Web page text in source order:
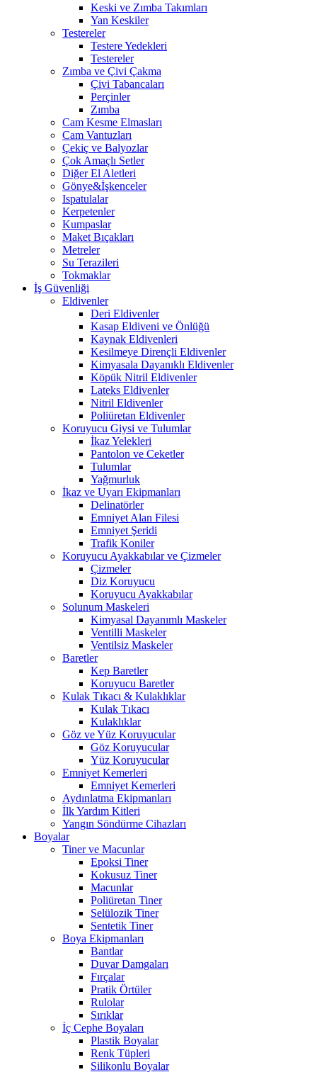
Keski ve Zımba Takımları
Yan Keskiler
Testereler
Testere Yedekleri
Testereler
Zımba ve Çivi Çakma
Çivi Tabancaları
Perçinler
Zımba
Cam Kesme Elmasları
Cam Vantuzları
Çekiç ve Balyozlar
Çok Amaçlı Setler
Diğer El Aletleri
Gönye&İşkenceler
Ispatulalar
Kerpetenler
Kumpaslar
Maket Bıçakları
Metreler
Su Terazileri
Tokmaklar
İş Güvenliği
Eldivenler
Deri Eldivenler
Kasap Eldiveni ve Önlüğü
Kaynak Eldivenleri
Kesilmeye Dirençli Eldivenler
Kimyasala Dayanıklı Eldivenler
Köpük Nitril Eldivenler
Lateks Eldivenler
Nitril Eldivenler
Poliüretan Eldivenler
Koruyucu Giysi ve Tulumlar
İkaz Yelekleri
Pantolon ve Ceketler
Tulumlar
Yağmurluk
İkaz ve Uyarı Ekipmanları
Delinatörler
Emniyet Alan Filesi
Emniyet Şeridi
Trafik Koniler
Koruyucu Ayakkabılar ve Çizmeler
Çizmeler
Diz Koruyucu
Koruyucu Ayakkabılar
Solunum Maskeleri
Kimyasal Dayanımlı Maskeler
Ventilli Maskeler
Ventilsiz Maskeler
Baretler
Kep Baretler
Koruyucu Baretler
Kulak Tıkacı & Kulaklıklar
Kulak Tıkacı
Kulaklıklar
Göz ve Yüz Koruyucular
Göz Koruyucular
Yüz Koruyucular
Emniyet Kemerleri
Emniyet Kemerleri
Aydınlatma Ekipmanları
İlk Yardım Kitleri
Yangın Söndürme Cihazları
Boyalar
Tiner ve Macunlar
Epoksi Tiner
Kokusuz Tiner
Macunlar
Poliüretan Tiner
Selülozik Tiner
Sentetik Tiner
Boya Ekipmanları
Bantlar
Duvar Damgaları
Fırçalar
Pratik Örtüler
Rulolar
Sırıklar
İç Cephe Boyaları
Plastik Boyalar
Renk Tüpleri
Silikonlu Boyalar